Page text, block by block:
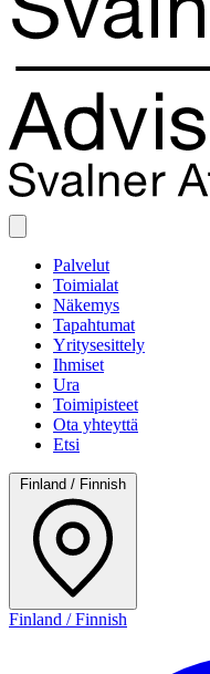
Palvelut
Toimialat
Näkemys
Tapahtumat
Yritysesittely
Ihmiset
Ura
Toimipisteet
Ota yhteyttä
Etsi
Finland / Finnish
Finland / Finnish